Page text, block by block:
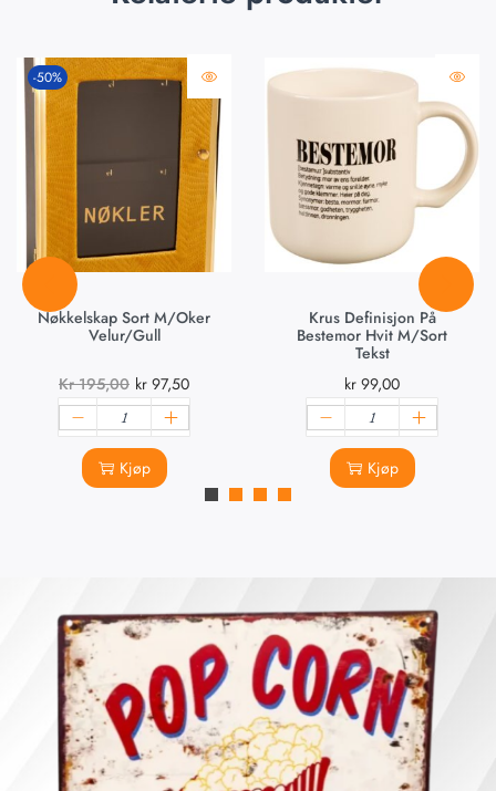
-50%
Nøkkelskap Sort M/oker
Velur/gull
Kr195,00 kr 97,50
Kjøp
Krus Definisjon På
Bestemor Hvit M/sort
Tekst
kr 99,00
Kjøp